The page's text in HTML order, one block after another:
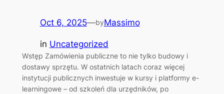
Oct 6, 2025—byMassimo
in Uncategorized
Wstęp Zamówienia publiczne to nie tylko budowy i
dostawy sprzętu. W ostatnich latach coraz więcej
instytucji publicznych inwestuje w kursy i platformy e-
learningowe – od szkoleń dla urzędników, po